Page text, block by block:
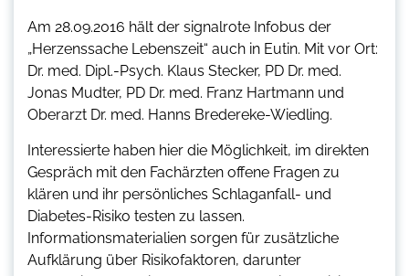
Am 28.09.2016 hält der signalrote Infobus der
„Herzenssache Lebenszeit“ auch in Eutin. Mit vor Ort:
Dr. med. Dipl.-Psych. Klaus Stecker, PD Dr. med.
Jonas Mudter, PD Dr. med. Franz Hartmann und
Oberarzt Dr. med. Hanns Bredereke-Wiedling.
Interessierte haben hier die Möglichkeit, im direkten
Gespräch mit den Fachärzten offene Fragen zu
klären und ihr persönliches Schlaganfall- und
Diabetes-Risiko testen zu lassen.
Informationsmaterialien sorgen für zusätzliche
Aufklärung über Risikofaktoren, darunter